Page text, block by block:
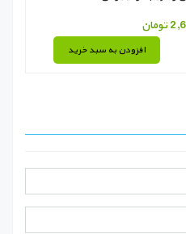
افزودن به سبد خرید